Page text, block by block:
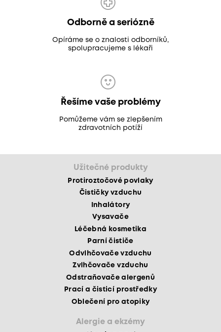
Odborně a seriózně
Opíráme se o znalosti odborníků,
spolupracujeme s lékaři
Řešíme vaše problémy
Pomůžeme vám se zlepšením
zdravotních potíží
Užitečné produkty
Protiroztočové povlaky
Čističky vzduchu
Inhalátory
Vysavače
Léčebná kosmetika
Parní čističe
Odvlhčovače vzduchu
Zvlhčovače vzduchu
Odstraňovače alergenů
Prací a čisticí prostředky
Oblečení pro atopiky
Alergie a ekzémy